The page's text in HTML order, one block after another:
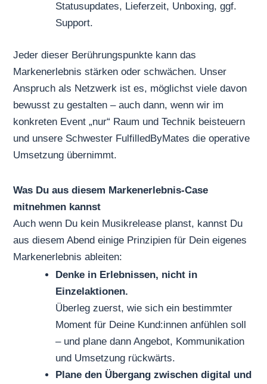
Statusupdates, Lieferzeit, Unboxing, ggf.
Support.
Jeder dieser Berührungspunkte kann das
Markenerlebnis stärken oder schwächen. Unser
Anspruch als Netzwerk ist es, möglichst viele davon
bewusst zu gestalten – auch dann, wenn wir im
konkreten Event „nur“ Raum und Technik beisteuern
und unsere Schwester FulfilledByMates die operative
Umsetzung übernimmt.
Was Du aus diesem Markenerlebnis-Case
mitnehmen kannst
Auch wenn Du kein Musikrelease planst, kannst Du
aus diesem Abend einige Prinzipien für Dein eigenes
Markenerlebnis ableiten:
Denke in Erlebnissen, nicht in
Einzelaktionen.
Überleg zuerst, wie sich ein bestimmter
Moment für Deine Kund:innen anfühlen soll
– und plane dann Angebot, Kommunikation
und Umsetzung rückwärts.
Plane den Übergang zwischen digital und